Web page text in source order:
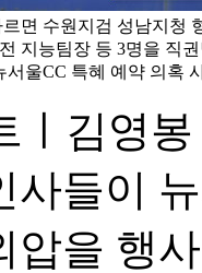
면 수원지검 성남지청
지능팀장 등 3명을 직
서울CC 특혜 예약 의혹
ㅣ김영
사들이
압을 행